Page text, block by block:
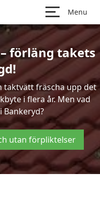
Menu
förläng takets
taktvätt fräscha upp det
i flera år. Men vad
utan förpliktelser